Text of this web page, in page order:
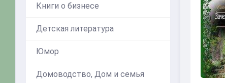
Книги о бизнесе
Детская литература
Юмор
Домоводство, Дом и семья